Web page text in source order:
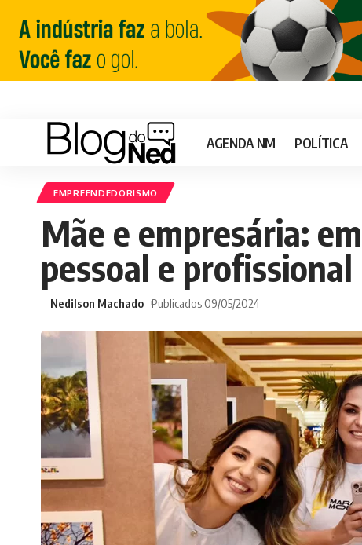
AGENDA NM POLÍTICA
EMPREENDEDORISMO
Mãe e empresária:
pessoal e profissional
Nedilson Machado Publicados 09/05/2024